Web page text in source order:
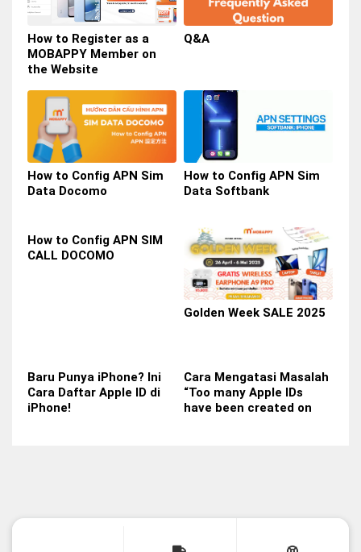
How to Register as a
MOBAPPY Member on
the Website
Q&A
How to Config APN Sim
Data Docomo
How to Config APN Sim
Data Softbank
How to Config APN SIM
CALL DOCOMO
Golden Week SALE 2025
Baru Punya iPhone? Ini
Cara Daftar Apple ID di
iPhone!
Cara Mengatasi Masalah
“Too many Apple IDs
have been created on